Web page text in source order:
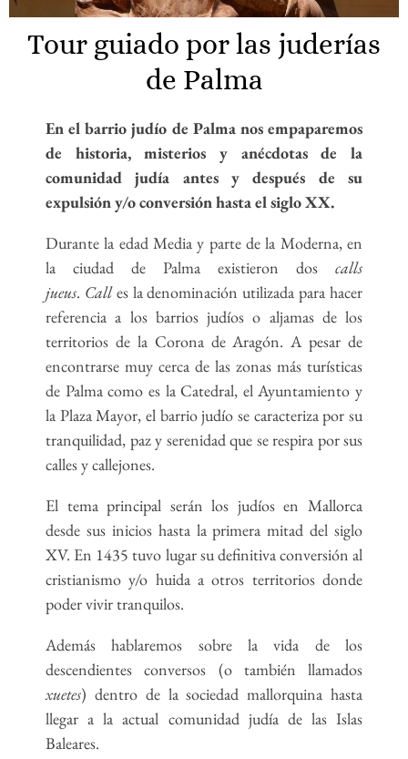
Tour guiado por las juderías
de Palma
En el barrio judío de Palma nos empaparemos
de historia, misterios y anécdotas de la
comunidad judía antes y después de su
expulsión y/o conversión hasta el siglo XX.
Durante la edad Media y parte de la Moderna, en
la ciudad de Palma existieron dos calls
jueus. Calles la denominación utilizada para hacer
referencia a los barrios judíos o aljamas de los
territorios de la Corona de Aragón. A pesar de
encontrarse muy cerca de las zonas más turísticas
de Palma como es la Catedral, el Ayuntamiento y
la Plaza Mayor, el barrio judío se caracteriza por su
tranquilidad, paz y serenidad que se respira por sus
calles y callejones.
El tema principal serán los judíos en Mallorca
desde sus inicios hasta la primera mitad del siglo
XV. En 1435 tuvo lugar su definitiva conversión al
cristianismo y/o huida a otros territorios donde
poder vivir tranquilos.
Además hablaremos sobre la vida de los
descendientes conversos (o también llamados
xuetes) dentro de la sociedad mallorquina hasta
llegar a la actual comunidad judía de las Islas
Baleares.